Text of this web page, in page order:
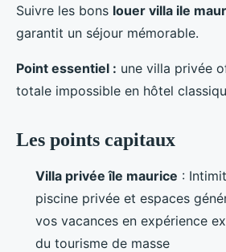
Suivre les bons louer villa ile
garantit un séjour mémorable.
Point essentiel : une villa privée
totale impossible en hôtel
Les points capitaux
Villa privée île maurice :
piscine privée et espaces
vos vacances en expérience
du tourisme de masse